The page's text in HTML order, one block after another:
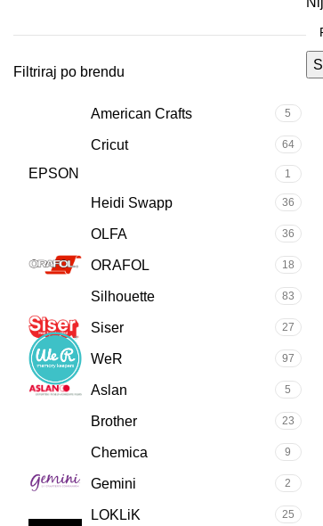
Filtriraj po brendu
American Crafts 5
Cricut 64
EPSON 1
Heidi Swapp 36
OLFA 36
ORAFOL 18
Silhouette 83
Siser 27
WeR 97
Aslan 5
Brother 23
Chemica 9
Gemini 2
LOKLiK 25